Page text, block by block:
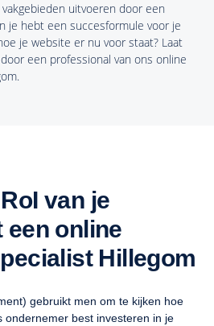
uitvoeren door een
je hebt een succesformule voor je
je website er nu voor staat? Laat
een professional van ons online
van je
een online
Hillegom
gebruikt men om te kijken hoe
ondernemer best investeren in je